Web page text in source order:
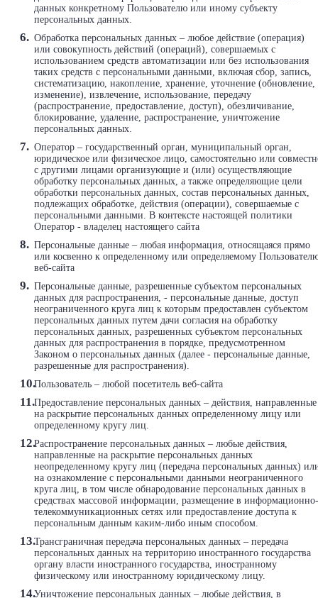
данных конкретному Пользователю или иному субъекту
персональных данных.
Обработка персональных данных – любое действие (операция)
или совокупность действий (операций), совершаемых с
использованием средств автоматизации или без использования
таких средств с персональными данными, включая сбор, запись,
систематизацию, накопление, хранение, уточнение (обновление,
изменение), извлечение, использование, передачу
(распространение, предоставление, доступ), обезличивание,
блокирование, удаление, распространение, уничтожение
персональных данных.
Оператор – государственный орган, муниципальный орган,
юридическое или физическое лицо, самостоятельно или
с другими лицами организующие и (или) осуществляющие
обработку персональных данных, а также определяющие цели
обработки персональных данных, состав персональных данных,
подлежащих обработке, действия (операции), совершаемые с
персональными данными. В контексте настоящей политики
Оператор - владелец настоящего сайта
Персональные данные – любая информация, относящаяся прямо
или косвенно к определенному или определяемому
веб-сайта
Персональные данные, разрешенные субъектом персональных
данных для распространения, - персональные данные, доступ
неограниченного круга лиц к которым предоставлен субъектом
персональных данных путем дачи согласия на обработку
персональных данных, разрешенных субъектом персональных
данных для распространения в порядке, предусмотренном
Законом о персональных данных (далее - персональные данные,
разрешенные для распространения).
Пользователь – любой посетитель веб-сайта
Предоставление персональных данных – действия, направленные
на раскрытие персональных данных определенному лицу или
определенному кругу лиц.
Распространение персональных данных – любые действия,
направленные на раскрытие персональных данных
неопределенному кругу лиц (передача персональных данных)
на ознакомление с персональными данными неограниченного
круга лиц, в том числе обнародование персональных данных в
средствах массовой информации, размещение в информационно-
телекоммуникационных сетях или предоставление доступа к
персональным данным каким-либо иным способом.
Трансграничная передача персональных данных – передача
персональных данных на территорию иностранного государства
органу власти иностранного государства, иностранному
физическому или иностранному юридическому лицу.
Уничтожение персональных данных – любые действия, в